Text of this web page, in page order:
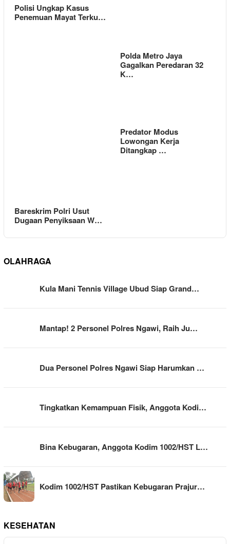
Polisi Ungkap Kasus
Penemuan Mayat Terku…
Polda Metro Jaya
Gagalkan Peredaran 32
K…
Bareskrim Polri Usut
Dugaan Penyiksaan W…
Predator Modus
Lowongan Kerja
Ditangkap …
OLAHRAGA
Kula Mani Tennis Village Ubud Siap Grand…
Mantap! 2 Personel Polres Ngawi, Raih Ju…
Dua Personel Polres Ngawi Siap Harumkan …
Tingkatkan Kemampuan Fisik, Anggota Kodi…
Bina Kebugaran, Anggota Kodim 1002/HST L…
Kodim 1002/HST Pastikan Kebugaran Prajur…
KESEHATAN